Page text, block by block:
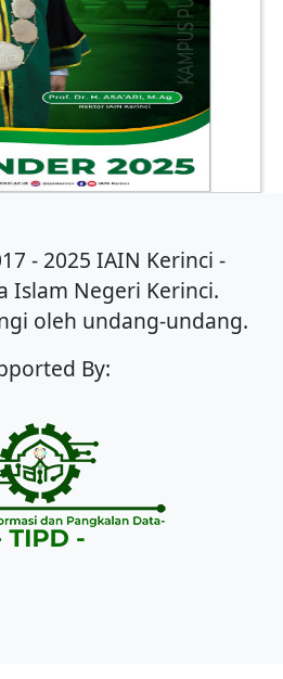
- 2025 IAIN Kerinci -
Islam Negeri Kerinci.
oleh undang-undang.
By: